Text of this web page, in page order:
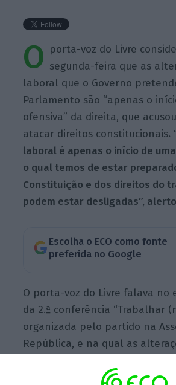
O porta-voz do Livre
segunda-feira que as
laboral que o Governo
Parlamento são “apenas o
ofensiva” da direita, que
atacar direitos constitucionais.
laboral é apenas o início de
o qual temos de estar
Constituição e dos direitos do
podem estar desligadas”,
Escolha o ECO como fonte
preferida no Google
O porta-voz do Livre falava no
da 2.ª conferência “Trabalhar
organizada pelo partido na
República, e na qual as
sindicais e que serão